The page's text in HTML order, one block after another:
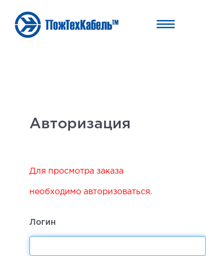
Авторизация
Для просмотра заказа
необходимо авторизоваться.
Логин